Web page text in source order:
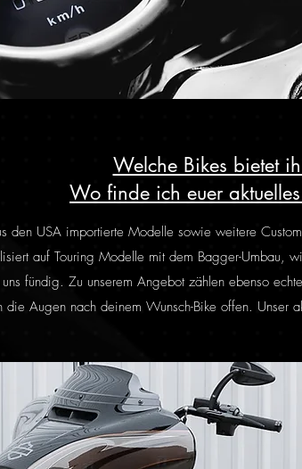
Welche Bikes bietet
Wo finde ich euer
den USA importierte Modelle sowie weitere
auf Touring Modelle mit dem Bagger-Umbau,
fündig. Zu unserem Angebot zählen ebenso
Augen nach deinem Wunsch-Bike offen. Unser